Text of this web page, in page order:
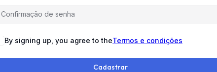
By signing up, you agree to theTermos e condições
Cadastrar